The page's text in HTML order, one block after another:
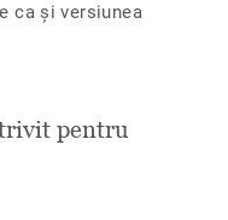
ca și versiunea
pentru